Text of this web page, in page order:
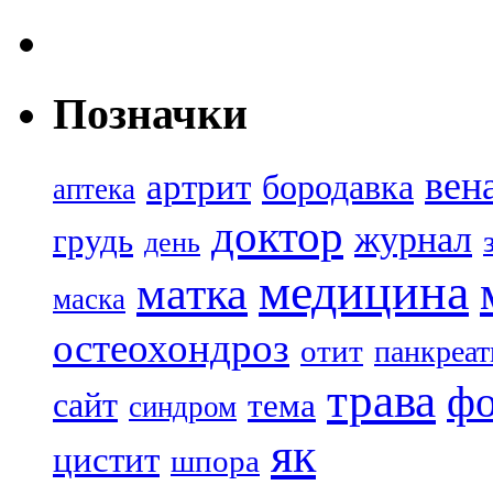
Позначки
аптека артрит бородавка
грудь день доктор журнал
маска матка медицина
остеохондроз отит
сайт синдром тема трава
цистит шпора як